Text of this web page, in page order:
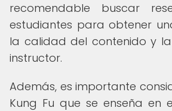
recomendable buscar
estudiantes para obtener
la calidad del contenido y
instructor.
Además, es importante
Kung Fu que se enseña en